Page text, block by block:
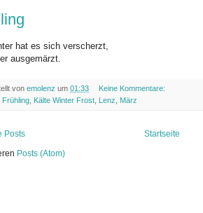
hat es sich verscherzt,
ausgemärzt.
von emolenz um 01:33
Keine Kommentare:
Frühling Kälte Winter Frost Lenz März
Posts
Startseite
Posts (Atom)